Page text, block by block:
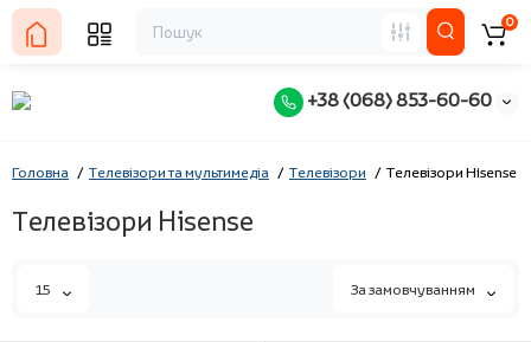
+38 (068) 853-60-60
0
Головна Телевізори та мультимедіа Телевізори Телевізори Hisense
Телевізори Hisense
15 За замовчуванням